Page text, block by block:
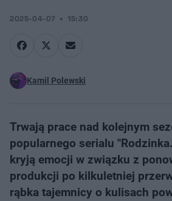
2025-04-07 15:30
Kamil Polewski
Trwają prace nad kolejnym
popularnego serialu
kryją emocji w związku z
produkcji po kilkuletniej
rąbka tajemnicy o kulisach